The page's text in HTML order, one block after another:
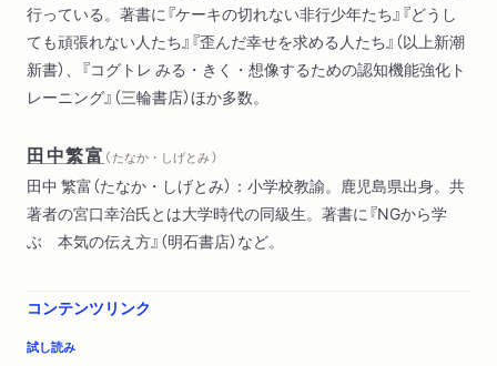
行っている。著書に『ケーキの切れない非行少年たち』『どうし
ても頑張れない人たち』『歪んだ幸せを求める人たち』（以上新潮
新書）、『コグトレ みる・きく・想像するための認知機能強化ト
レーニング』（三輪書店）ほか多数。
田中繁富 （ たなか・しげとみ ）
田中 繁富（たなか・しげとみ）：小学校教諭。鹿児島県出身。共
著者の宮口幸治氏とは大学時代の同級生。著書に『NGから学
ぶ 本気の伝え方』（明石書店）など。
コンテンツリンク
試し読み